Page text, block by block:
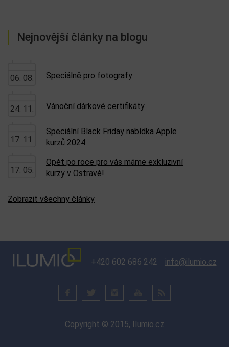
Nejnovější články na blogu
06. 08. Speciálně pro fotografy
24. 11. Vánoční dárkové certifikáty
17. 11.
Speciální Black Friday nabídka Apple
kurzů 2024
17. 05.
Opět po roce pro vás máme exkluzivní
kurzy v Ostravě!
Zobrazit všechny články
+420 602 686 242 info@ilumio.cz
Copyright © 2015, Ilumio.cz